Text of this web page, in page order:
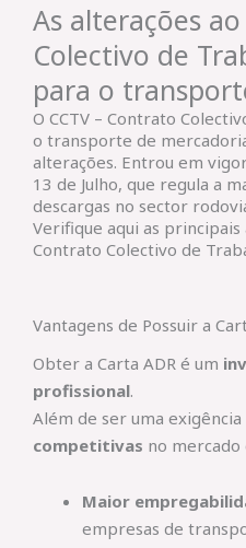
As alterações
Colectivo de
para o
O CCTV – Contrato
o transporte de
alterações. Entrou em
13 de Julho, que regula a
descargas no sector
Verifique aqui as principais
Contrato Colectivo de
Vantagens de Possuir a
Obter a Carta ADR é um
profissional.
Além de ser uma
competitivas no
Maior
empresas de